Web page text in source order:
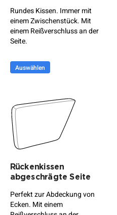
Rundes Kissen. Immer mit
einem Zwischenstück. Mit
einem Reißverschluss an der
Seite.
Auswählen
Rückenkissen
abgeschrägte Seite
Perfekt zur Abdeckung von
Ecken. Mit einem